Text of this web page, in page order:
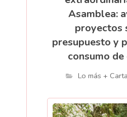
Asamblea:
proyectos
presupuesto y
consumo
Lo más +